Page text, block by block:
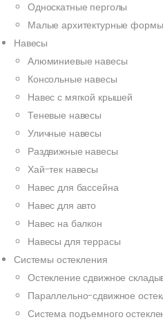
Односкатные перголы
Малые архитектурные формы
Навесы
Алюминиевые навесы
Консольные навесы
Навес с мягкой крышей
Теневые навесы
Уличные навесы
Раздвижные навесы
Хай-тек навесы
Навес для бассейна
Навес для авто
Навес на балкон
Навесы для террасы
Системы остекления
Остекление сдвижное
Параллельно-сдвижное
Система подъемного